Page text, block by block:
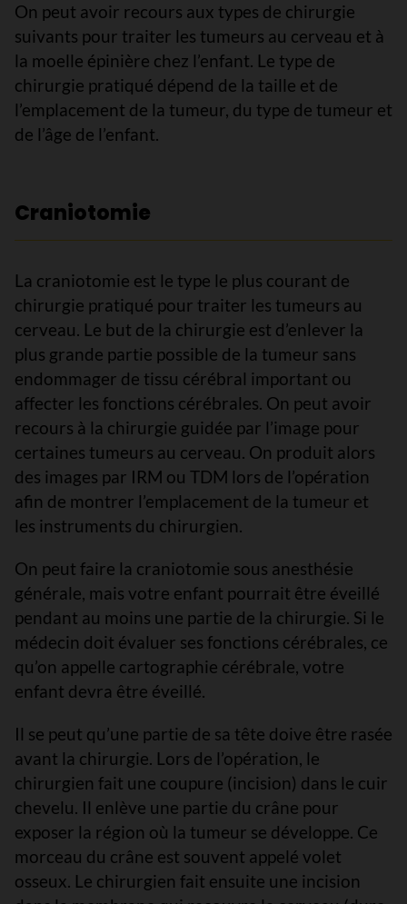
On peut avoir recours aux types de chirurgie
suivants pour traiter les tumeurs au cerveau et à
la moelle épinière chez l’enfant. Le type de
chirurgie pratiqué dépend de la taille et de
l’emplacement de la tumeur, du type de tumeur et
de l’âge de l’enfant.
Craniotomie
La craniotomie est le type le plus courant de
chirurgie pratiqué pour traiter les tumeurs au
cerveau. Le but de la chirurgie est d’enlever la
plus grande partie possible de la tumeur sans
endommager de tissu cérébral important ou
affecter les fonctions cérébrales. On peut avoir
recours à la chirurgie guidée par l’image pour
certaines tumeurs au cerveau. On produit alors
des images par IRM ou TDM lors de l’opération
afin de montrer l’emplacement de la tumeur et
les instruments du chirurgien.
On peut faire la craniotomie sous anesthésie
générale, mais votre enfant pourrait être éveillé
pendant au moins une partie de la chirurgie. Si le
médecin doit évaluer ses fonctions cérébrales, ce
qu’on appelle cartographie cérébrale, votre
enfant devra être éveillé.
Il se peut qu’une partie de sa tête doive être rasée
avant la chirurgie. Lors de l’opération, le
chirurgien fait une coupure (incision) dans le cuir
chevelu. Il enlève une partie du crâne pour
exposer la région où la tumeur se développe. Ce
morceau du crâne est souvent appelé volet
osseux. Le chirurgien fait ensuite une incision